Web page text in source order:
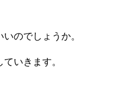
のでしょうか。
いきます。